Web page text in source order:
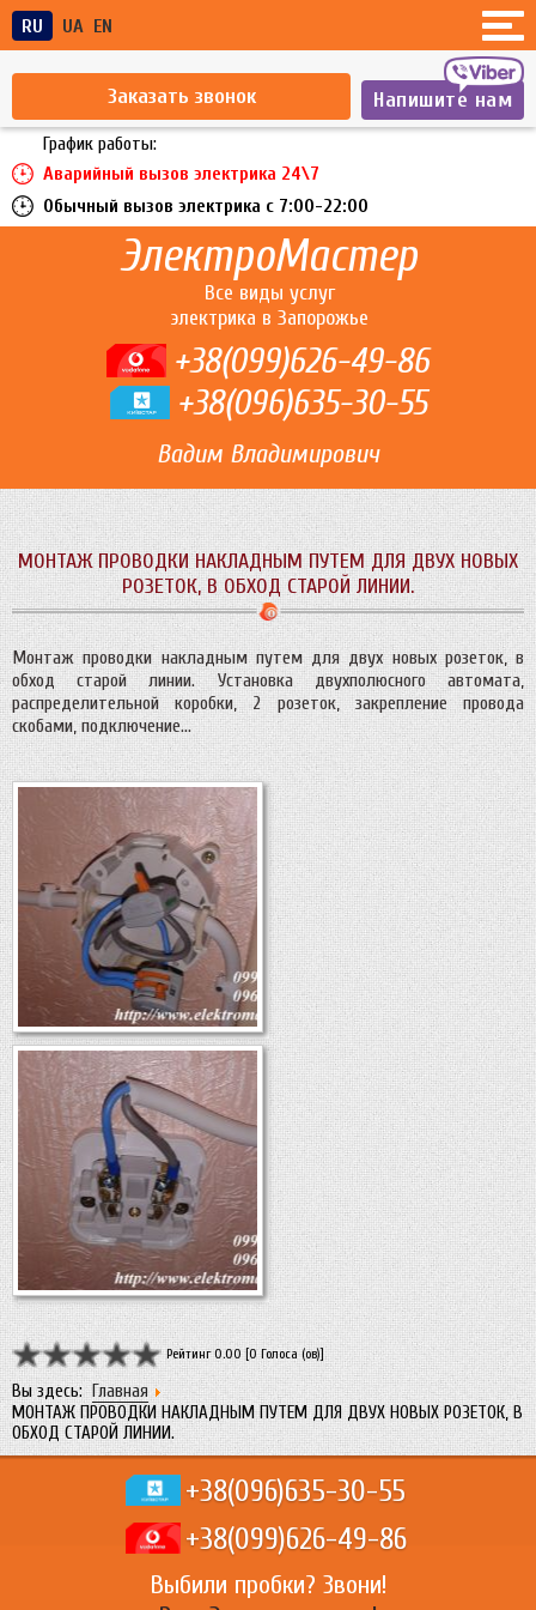
Напишите нам
Заказать звонок
RU UA EN
График работы:
Аварийный вызов электрика 24\7
Обычный вызов электрика c 7:00-22:00
ЭлектроМастер
Все виды услуг
электрика в Запорожье
+38(099)626-49-86
+38(096)635-30-55
Вадим Владимирович
МОНТАЖ ПРОВОДКИ НАКЛАДНЫМ ПУТЕМ ДЛЯ ДВУХ НОВЫХ
РОЗЕТОК, В ОБХОД СТАРОЙ ЛИНИИ.
Монтаж проводки накладным путем для двух новых розеток, в
обход старой линии. Установка двухполюсного автомата,
распределительной коробки, 2 розеток, закрепление провода
скобами, подключение…
Рейтинг 0.00 [0 Голоса (ов)]
Вы здесь: Главная
МОНТАЖ ПРОВОДКИ НАКЛАДНЫМ ПУТЕМ ДЛЯ ДВУХ НОВЫХ РОЗЕТОК, В
ОБХОД СТАРОЙ ЛИНИИ.
+38(096)635-30-55
+38(099)626-49-86
Выбили пробки? Звони!